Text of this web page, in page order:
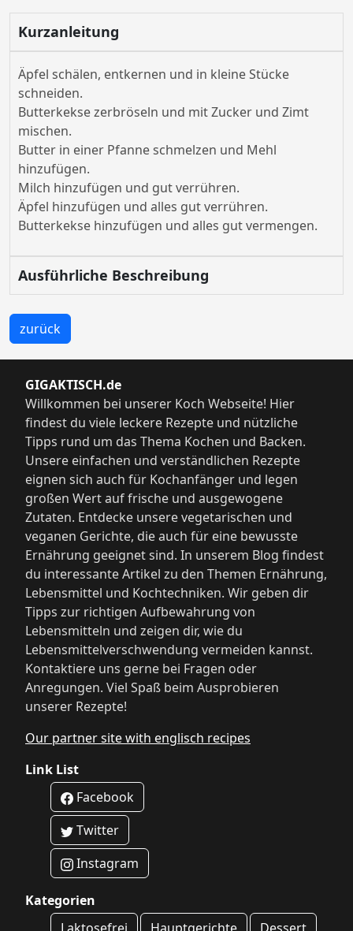
Kurzanleitung
Äpfel schälen, entkernen und in kleine Stücke
schneiden.
Butterkekse zerbröseln und mit Zucker und Zimt
mischen.
Butter in einer Pfanne schmelzen und Mehl
hinzufügen.
Milch hinzufügen und gut verrühren.
Äpfel hinzufügen und alles gut verrühren.
Butterkekse hinzufügen und alles gut vermengen.
Ausführliche Beschreibung
zurück
GIGAKTISCH.de
Willkommen bei unserer Koch Webseite! Hier
findest du viele leckere Rezepte und nützliche
Tipps rund um das Thema Kochen und Backen.
Unsere einfachen und verständlichen Rezepte
eignen sich auch für Kochanfänger und legen
großen Wert auf frische und ausgewogene
Zutaten. Entdecke unsere vegetarischen und
veganen Gerichte, die auch für eine bewusste
Ernährung geeignet sind. In unserem Blog findest
du interessante Artikel zu den Themen Ernährung,
Lebensmittel und Kochtechniken. Wir geben dir
Tipps zur richtigen Aufbewahrung von
Lebensmitteln und zeigen dir, wie du
Lebensmittelverschwendung vermeiden kannst.
Kontaktiere uns gerne bei Fragen oder
Anregungen. Viel Spaß beim Ausprobieren
unserer Rezepte!
Our partner site with englisch recipes
Link List
Facebook
Twitter
Instagram
Kategorien